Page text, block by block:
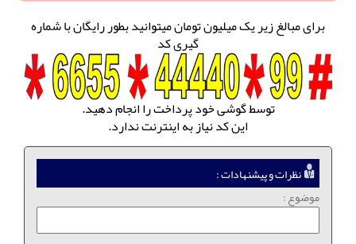
برای مبالغ زیر یک میلیون تومان میتوانید بطور رایگان با شماره
گیری کد
توسط گوشی خود پرداخت را انجام دهید.
این کد نیاز به اینترنت ندارد.
نظرات و پیشنهادات :
موضوع :